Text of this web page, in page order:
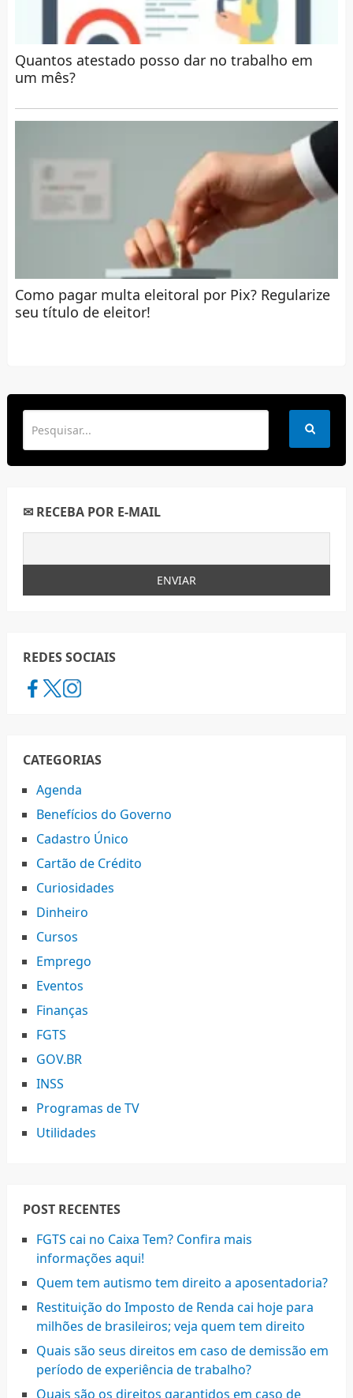
Quantos atestado posso dar no trabalho em
um mês?
Como pagar multa eleitoral por Pix? Regularize
seu título de eleitor!
✉ RECEBA POR E-MAIL
REDES SOCIAIS
CATEGORIAS
Agenda
Benefícios do Governo
Cadastro Único
Cartão de Crédito
Curiosidades
Dinheiro
Cursos
Emprego
Eventos
Finanças
FGTS
GOV.BR
INSS
Programas de TV
Utilidades
POST RECENTES
FGTS cai no Caixa Tem? Confira mais
informações aqui!
Quem tem autismo tem direito a aposentadoria?
Restituição do Imposto de Renda cai hoje para
milhões de brasileiros; veja quem tem direito
Quais são seus direitos em caso de demissão em
período de experiência de trabalho?
Quais são os direitos garantidos em caso de